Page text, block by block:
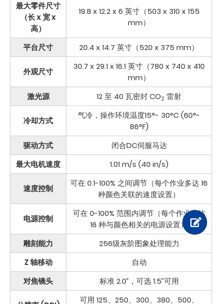
最大零件尺寸
（长 x 宽 x
高）
19.8 x 12.2 x 6 英寸（503 x 310 x 155
mm）
平台尺寸 20.4 x 14.7 英寸（520 x 375 mm）
外观尺寸
30.7 x 29.1 x 16.1 英寸（780 x 740 x 410
mm）
激光源
12 至 40 瓦密封 CO2 雷射
冷却方式
气冷，操作环境温度15°- 30°C (60°-
86°F)
驱动方式
闭合DC伺服马达
最大电机速度
1.01 m/s (40 in/s)
速度控制
可在 0.1-100% 之间调节（每个作业多达 16
种颜色关联的速度设置）
电源控制
可在 0-100% 范围内调节（每个作业多达
16 种与颜色相关的电源设置）
雕刻能力
256级灰阶图象处理能力
Z 轴移动
自动
对焦镜头
标准 2.0”，可选 1.5”可用
可用 125、250、300、380、500、